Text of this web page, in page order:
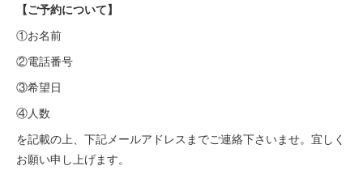
【ご予約について】
①お名前
②電話番号
③希望日
④人数
を記載の上、下記メールアドレスまでご連絡下さいませ。宜しく
お願い申し上げます。